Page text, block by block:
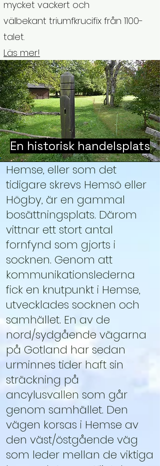
mycket vackert och
välbekant triumfkrucifix från 1100-
talet.
Läs mer!
En historisk handelsplats
Hemse, eller som det
tidigare skrevs Hemsö eller
Högby, är en gammal
bosättningsplats. Därom
vittnar ett stort antal
fornfynd som gjorts i
socknen. Genom att
kommunikationslederna
fick en knutpunkt i Hemse,
utvecklades socknen och
samhället. En av de
nord/sydgående vägarna
på Gotland har sedan
urminnes tider haft sin
sträckning på
ancylusvallen som går
genom samhället. Den
vägen korsas i Hemse av
den väst/östgående väg
som leder mellan de viktiga